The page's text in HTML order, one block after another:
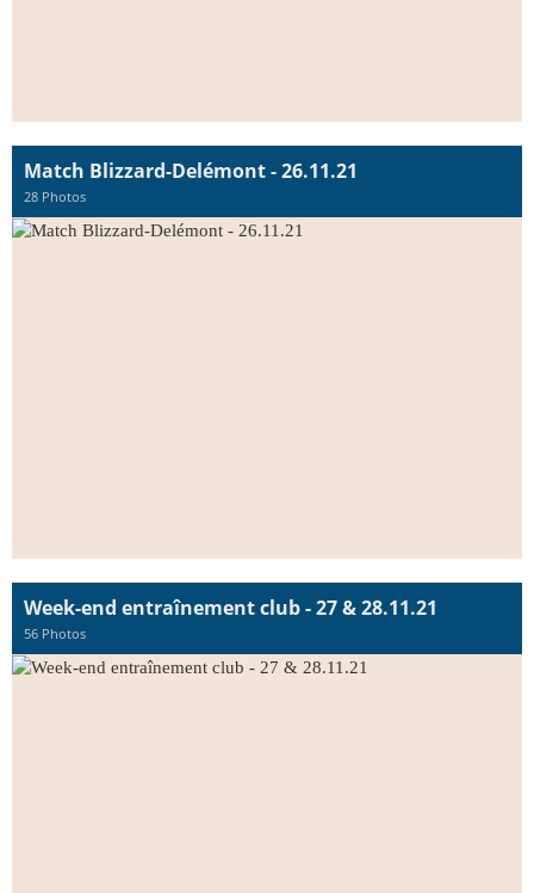
Match Blizzard-Delémont - 26.11.21
28 Photos
Week-end entraînement club - 27 & 28.11.21
56 Photos